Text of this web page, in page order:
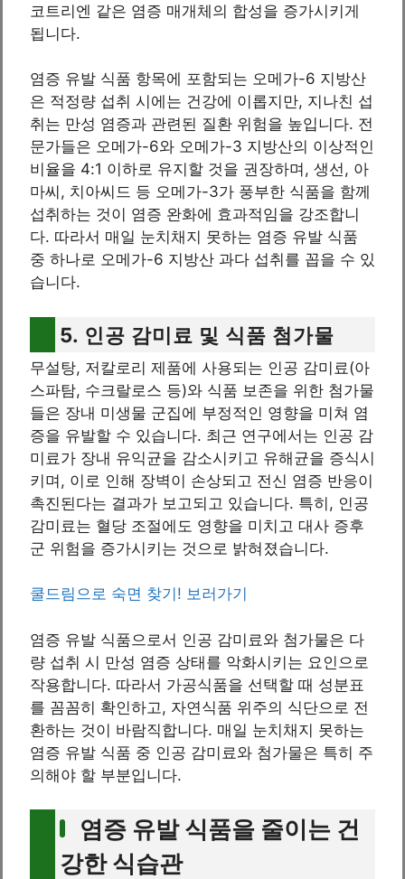
코트리엔 같은 염증 매개체의 합성을 증가시키게
됩니다.
염증 유발 식품 항목에 포함되는 오메가-6 지방산
은 적정량 섭취 시에는 건강에 이롭지만, 지나친 섭
취는 만성 염증과 관련된 질환 위험을 높입니다. 전
문가들은 오메가-6와 오메가-3 지방산의 이상적인
비율을 4:1 이하로 유지할 것을 권장하며, 생선, 아
마씨, 치아씨드 등 오메가-3가 풍부한 식품을 함께
섭취하는 것이 염증 완화에 효과적임을 강조합니
다. 따라서 매일 눈치채지 못하는 염증 유발 식품
중 하나로 오메가-6 지방산 과다 섭취를 꼽을 수 있
습니다.
5. 인공 감미료 및 식품 첨가물
무설탕, 저칼로리 제품에 사용되는 인공 감미료(아
스파탐, 수크랄로스 등)와 식품 보존을 위한 첨가물
들은 장내 미생물 군집에 부정적인 영향을 미쳐 염
증을 유발할 수 있습니다. 최근 연구에서는 인공 감
미료가 장내 유익균을 감소시키고 유해균을 증식시
키며, 이로 인해 장벽이 손상되고 전신 염증 반응이
촉진된다는 결과가 보고되고 있습니다. 특히, 인공
감미료는 혈당 조절에도 영향을 미치고 대사 증후
군 위험을 증가시키는 것으로 밝혀졌습니다.
쿨드림으로 숙면 찾기! 보러가기
염증 유발 식품으로서 인공 감미료와 첨가물은 다
량 섭취 시 만성 염증 상태를 악화시키는 요인으로
작용합니다. 따라서 가공식품을 선택할 때 성분표
를 꼼꼼히 확인하고, 자연식품 위주의 식단으로 전
환하는 것이 바람직합니다. 매일 눈치채지 못하는
염증 유발 식품 중 인공 감미료와 첨가물은 특히 주
의해야 할 부분입니다.
염증 유발 식품을 줄이는 건
강한 식습관